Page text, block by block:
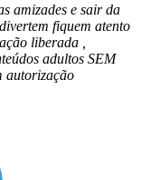
amizades e sair da
fiquem atento
liberada ,
adultos SEM
autorização